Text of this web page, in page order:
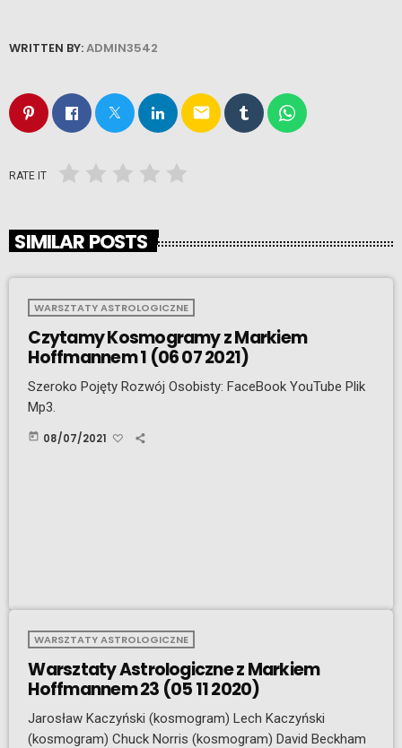
WRITTEN BY:ADMIN3542
email
RATE IT
SIMILAR POSTS
WARSZTATY ASTROLOGICZNE
Czytamy Kosmogramy z Markiem
Hoffmannem 1 (06 07 2021)
Szeroko Pojęty Rozwój Osobisty: FaceBook YouTube Plik
Mp3.
today 08/07/2021
WARSZTATY ASTROLOGICZNE
Warsztaty Astrologiczne z Markiem
Hoffmannem 23 (05 11 2020)
Jarosław Kaczyński (kosmogram) Lech Kaczyński
(kosmogram) Chuck Norris (kosmogram) David Beckham